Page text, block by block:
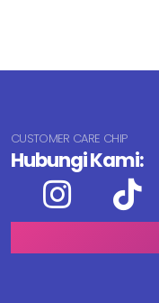
CUSTOMER CARE CHIP
Hubungi Kami: